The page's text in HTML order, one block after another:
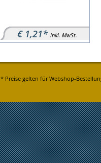
€ 1,21* inkl. MwSt.
* Preise gelten für Webshop-